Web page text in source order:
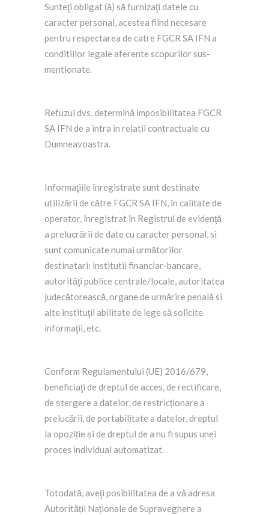
Sunteţi obligat (ă) să furnizaţi datele cu
caracter personal, acestea fiind necesare
pentru respectarea de catre FGCR SA IFN a
conditiilor legale aferente scopurilor sus-
mentionate.
Refuzul dvs. determină imposibilitatea FGCR
SA IFN de a intra in relatii contractuale cu
Dumneavoastra.
Informaţiile înregistrate sunt destinate
utilizării de către FGCR SA IFN, în calitate de
operator, înregistrat în Registrul de evidenţă
a prelucrării de date cu caracter personal, si
sunt comunicate numai următorilor
destinatari: institutii financiar-bancare,
autorităţi publice centrale/locale, autoritatea
judecătorească, organe de urmărire penală si
alte instituţii abilitate de lege să solicite
informaţii, etc.
Conform Regulamentului (UE) 2016/679,
beneficiaţi de dreptul de acces, de rectificare,
de ștergere a datelor, de restricționare a
prelucării, de portabilitate a datelor, dreptul
la opoziție și de dreptul de a nu fi supus unei
proces individual automatizat.
Totodată, aveţi posibilitatea de a vă adresa
Autorității Naționale de Supraveghere a